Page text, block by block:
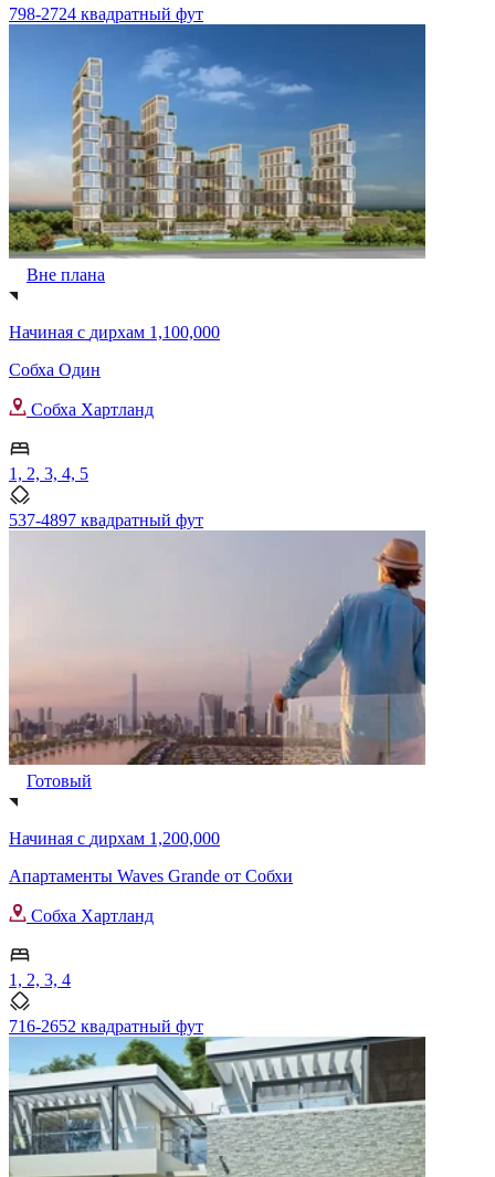
798-2724 квадратный фут
Вне плана
Начиная с дирхам 1,100,000
Собха Один
Собха Хартланд
1, 2, 3, 4, 5
537-4897 квадратный фут
Готовый
Начиная с дирхам 1,200,000
Апартаменты Waves Grande от Собхи
Собха Хартланд
1, 2, 3, 4
716-2652 квадратный фут